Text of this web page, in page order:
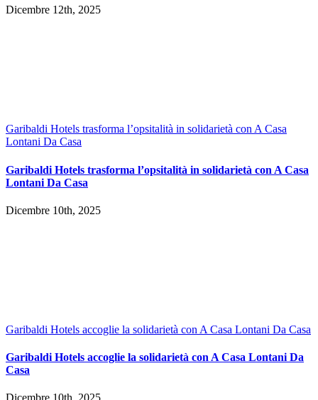
Dicembre 12th, 2025
Garibaldi Hotels trasforma l’opsitalità in solidarietà con A Casa
Lontani Da Casa
Garibaldi Hotels trasforma l’opsitalità in solidarietà con A Casa
Lontani Da Casa
Dicembre 10th, 2025
Garibaldi Hotels accoglie la solidarietà con A Casa Lontani Da Casa
Garibaldi Hotels accoglie la solidarietà con A Casa Lontani Da
Casa